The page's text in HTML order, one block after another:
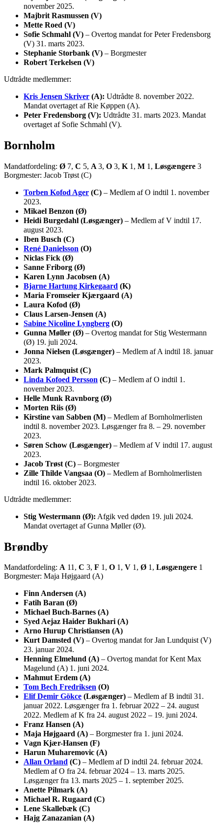
november 2025.
Majbrit Rasmussen (V)
Mette Roed (V)
Sofie Schmahl (V) – Overtog mandat for Peter Fredensborg
(V) 31. marts 2023.
Stephanie Storbank (V) – Borgmester
Robert Terkelsen (V)
Udtrådte medlemmer:
Kris Jensen Skriver (A): Udtrådte 8. november 2022.
Mandat overtaget af Rie Køppen (A).
Peter Fredensborg (V): Udtrådte 31. marts 2023. Mandat
overtaget af Sofie Schmahl (V).
Bornholm
Mandatfordeling: Ø 7, C 5, A 3, O 3, K 1, M 1, Løsgængere 3
Borgmester: Jacob Trøst (C)
Torben Kofod Ager (C) – Medlem af O indtil 1. november
2023.
Mikael Benzon (Ø)
Heidi Burgedahl (Løsgænger) – Medlem af V indtil 17.
august 2023.
Iben Busch (C)
René Danielsson (O)
Niclas Fick (Ø)
Sanne Friborg (Ø)
Karen Lynn Jacobsen (A)
Bjarne Hartung Kirkegaard (K)
Maria Fromseier Kjærgaard (A)
Laura Kofod (Ø)
Claus Larsen-Jensen (A)
Sabine Nicoline Lyngberg (O)
Gunna Møller (Ø) – Overtog mandat for Stig Westermann
(Ø) 19. juli 2024.
Jonna Nielsen (Løsgænger) – Medlem af A indtil 18. januar
2023.
Mark Palmquist (C)
Linda Kofoed Persson (C) – Medlem af O indtil 1.
november 2023.
Helle Munk Ravnborg (Ø)
Morten Riis (Ø)
Kirstine van Sabben (M) – Medlem af Bornholmerlisten
indtil 8. november 2023. Løsgænger fra 8. – 29. november
2023.
Søren Schow (Løsgænger) – Medlem af V indtil 17. august
2023.
Jacob Trøst (C) – Borgmester
Zille Thilde Vangsaa (O) – Medlem af Bornholmerlisten
indtil 16. oktober 2023.
Udtrådte medlemmer:
Stig Westermann (Ø): Afgik ved døden 19. juli 2024.
Mandat overtaget af Gunna Møller (Ø).
Brøndby
Mandatfordeling: A 11, C 3, F 1, O 1, V 1, Ø 1, Løsgængere 1
Borgmester: Maja Højgaard (A)
Finn Andersen (A)
Fatih Baran (Ø)
Michael Buch-Barnes (A)
Syed Aejaz Haider Bukhari (A)
Arno Hurup Christiansen (A)
Kurt Damsted (V) – Overtog mandat for Jan Lundquist (V)
23. januar 2024.
Henning Elmelund (A) – Overtog mandat for Kent Max
Magelund (A) 1. juni 2024.
Mahmut Erdem (A)
Tom Bech Fredriksen (O)
Elif Demir Gökce (Løsgænger) – Medlem af B indtil 31.
januar 2022. Løsgænger fra 1. februar 2022 – 24. august
2022. Medlem af K fra 24. august 2022 – 19. juni 2024.
Franz Hansen (A)
Maja Højgaard (A) – Borgmester fra 1. juni 2024.
Vagn Kjær-Hansen (F)
Harun Muharemovic (A)
Allan Orland (C) – Medlem af D indtil 24. februar 2024.
Medlem af O fra 24. februar 2024 – 13. marts 2025.
Løsgænger fra 13. marts 2025 – 1. september 2025.
Anette Pilmark (A)
Michael R. Rugaard (C)
Lene Skallebæk (C)
Hajg Zanazanian (A)